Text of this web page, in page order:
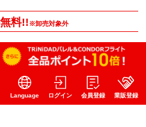
料!!※卸売対象外
Language ログイン 会員登録 業販登録